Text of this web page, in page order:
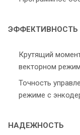
ЭФФЕКТИВНОСТЬ
Крутящий
векторном
Точность
режиме с
НАДЕЖНОСТЬ